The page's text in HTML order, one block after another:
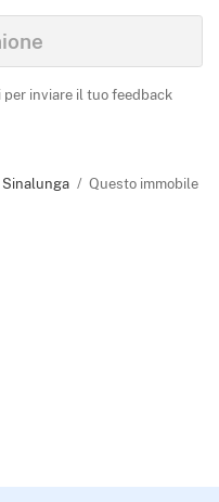
inviare il tuo feedback
Sinalunga Questo immobile